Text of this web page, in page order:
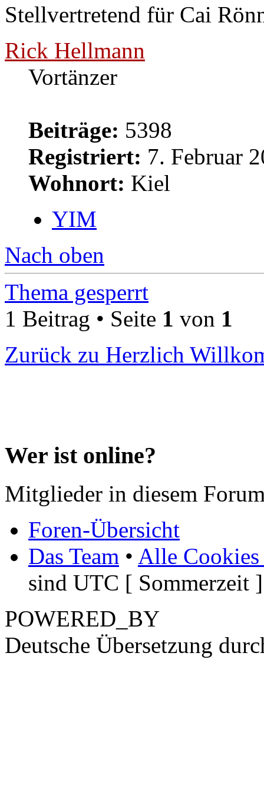
Stellvertretend für Cai
Rick Hellmann
Vortänzer
Beiträge: 5398
Registriert: 7. Februar
Wohnort: Kiel
YIM
Nach oben
Thema gesperrt
1 Beitrag • Seite 1 von 1
Zurück zu Herzlich
Wer ist online?
Mitglieder in diesem
Foren-Übersicht
Das Team • Alle Cookies
sind UTC [ Sommerzeit ]
POWERED_BY
Deutsche Übersetzung